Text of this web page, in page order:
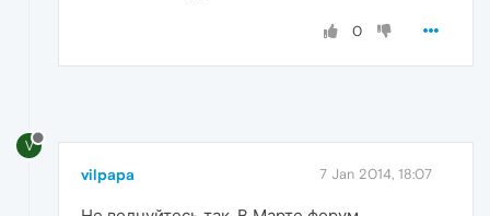
0
V
vilpapa 7 Jan 2014, 18:07